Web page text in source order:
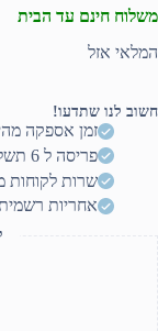
משלוח חינם עד הבית
המלאי אזל
חשוב לנו שתדעו!
זמן אספקה מהיר עד 3
פריסה ל 6 תשלומים ללא ריבית (יותר? דברו איתנו)
שרות לקוחות
אחריות